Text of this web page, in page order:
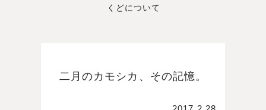
くどについて
二月のカモシカ、その記憶。